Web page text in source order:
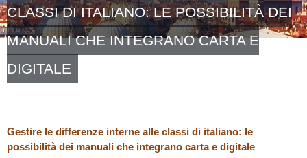
CLASSI DI ITALIANO: LE POSSIBILITÀ DEI
MANUALI CHE INTEGRANO CARTA E
DIGITALE
Gestire le differenze interne alle classi di italiano: le
possibilità dei manuali che integrano carta e digitale